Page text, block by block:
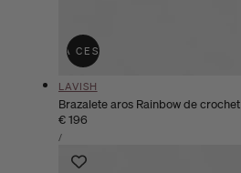
A LA CESTA
Proveedor:
LAVISH
Brazalete aros Rainbow de crochet
Precio
habitual
€ 196
PRECIO
UNITARIO
/POR